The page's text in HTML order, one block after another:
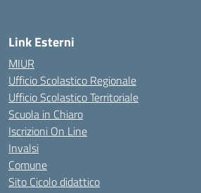
Link Esterni
MIUR
Ufficio Scolastico Regionale
Ufficio Scolastico Territoriale
Scuola in Chiaro
Iscrizioni On Line
Invalsi
Comune
Sito Cicolo didattico